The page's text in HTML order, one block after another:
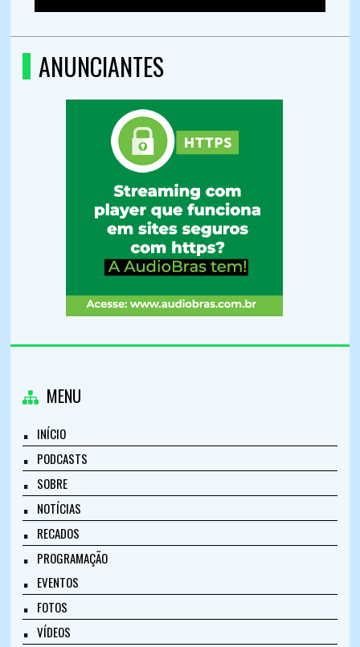
ANUNCIANTES
MENU
INÍCIO
PODCASTS
SOBRE
NOTÍCIAS
RECADOS
PROGRAMAÇÃO
EVENTOS
FOTOS
VÍDEOS